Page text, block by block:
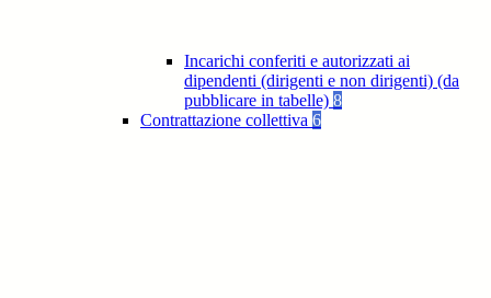
Incarichi conferiti e autorizzati ai
dipendenti (dirigenti e non dirigenti) (da
pubblicare in tabelle) 8
Contrattazione collettiva 6